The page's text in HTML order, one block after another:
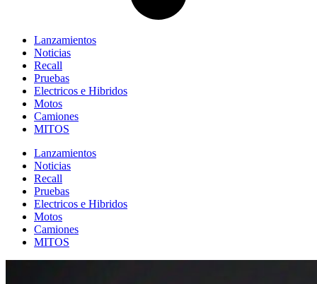
Lanzamientos
Noticias
Recall
Pruebas
Electricos e Hibridos
Motos
Camiones
MITOS
Lanzamientos
Noticias
Recall
Pruebas
Electricos e Hibridos
Motos
Camiones
MITOS